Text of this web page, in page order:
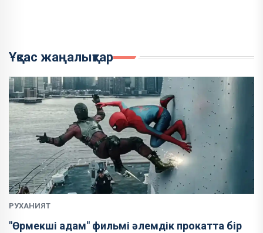
Ұқсас жаңалықтар
РУХАНИЯТ
"Өрмекші адам" фильмі әлемдік прокатта бір